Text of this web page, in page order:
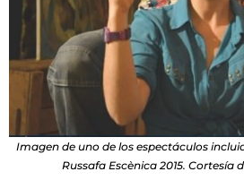
Imagen de uno de los espectáculos
Russafa Escènica 2015. Cortesía